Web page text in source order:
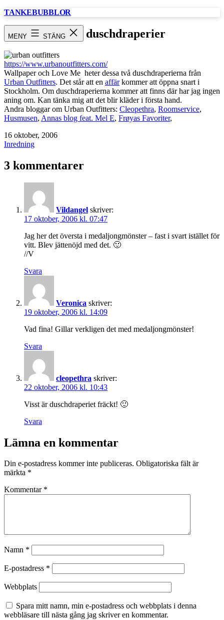
Hoppa
TANKEBUBBLOR
MENY STÄNGtuffa duschdraperier
https://www.urbanoutfitters.com/
Wallpaper och Love Me heter dessa två duschdraperierna från
Urban Outfitters. Det står att en affärkommer att öppna snart i
Stockholm. Om duschdraperierna kommer att finns där har jag ingen
aning om. Kan tänka mig att det blir kläder i första hand.
Andra bloggar om Urban Outfitters: Cleopethra, Roomservice,
Husmusen, Annas blog feat. Mel E, Frøyas Favoriter,
Publicerat
den
16 oktober, 2006
Kategoriserat
Inredning
3 kommentarer
Vildangel skriver:
17 oktober, 2006 kl. 07:47
Jag her det översta i medaljongmönster – fast i svart istället för
vitt. Blev jättenöjd med det. 🙂
//V
Svara
Veronica skriver:
19 oktober, 2006 kl. 14:09
Vad fina! Gillar verkligen det med medaljongmönster!
Svara
cleopethra skriver:
22 oktober, 2006 kl. 10:43
Visst är duschdraperiet fräckt! 🙂
Svara
Lämna en kommentar
Din e-postadress kommer inte publiceras. Obligatoriska fält är
märkta *
Kommentar *
Namn *
E-postadress *
Webbplats
Spara mitt namn, min e-postadress och webbplats i denna
webbläsare till nästa gång jag skriver en kommentar.